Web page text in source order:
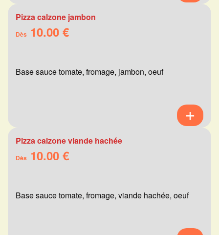
Pizza calzone jambon
Dès 10.00 €
Base sauce tomate, fromage, jambon, oeuf
Pizza calzone viande hachée
Dès 10.00 €
Base sauce tomate, fromage, viande hachée, oeuf